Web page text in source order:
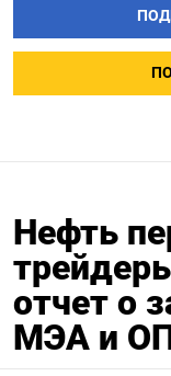
Нефть
отчет о
МЭА и